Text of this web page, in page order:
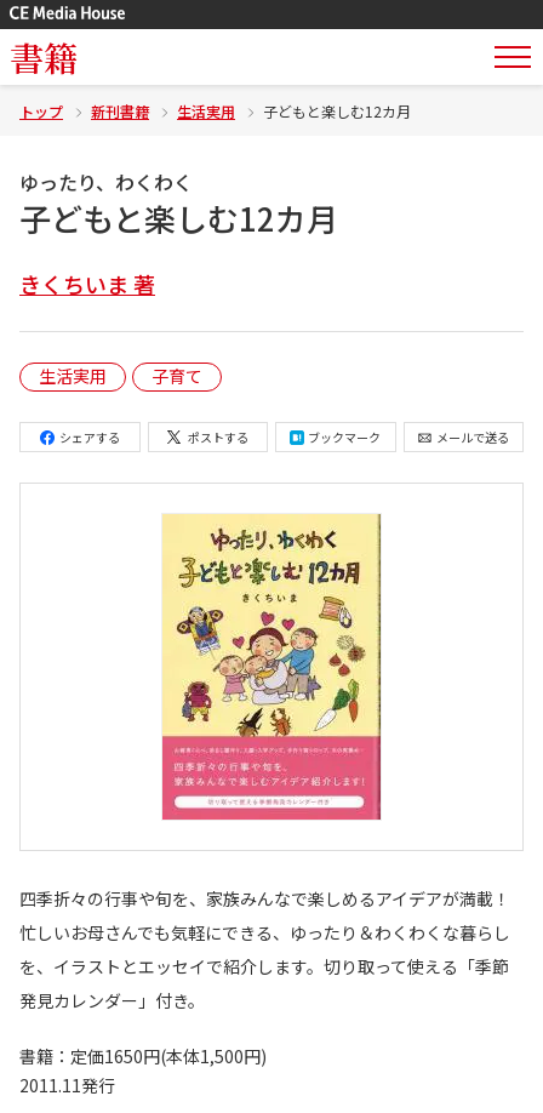
書籍
トップ 新刊書籍 生活実用 子どもと楽しむ12カ月
ゆったり、わくわく
子どもと楽しむ12カ月
きくちいま 著
生活実用 子育て
シェアする ポストする ブックマーク メールで送る
四季折々の行事や旬を、家族みんなで楽しめるアイデアが満載！
忙しいお母さんでも気軽にできる、ゆったり＆わくわくな暮らし
を、イラストとエッセイで紹介します。切り取って使える「季節
発見カレンダー」付き。
書籍：定価1650円(本体1,500円)
2011.11発行